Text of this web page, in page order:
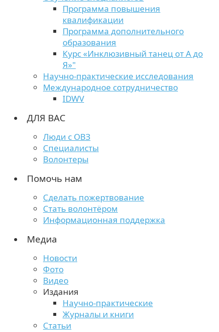
Программа повышения
квалификации
Программа дополнительного
образования
Курс «Инклюзивный танец от А до
Я»"
Научно-практические исследования
Международное сотрудничество
IDWV
ДЛЯ ВАС
Люди с ОВЗ
Специалисты
Волонтеры
Помочь нам
Сделать пожертвование
Стать волонтёром
Информационная поддержка
Медиа
Новости
Фото
Видео
Издания
Научно-практические
Журналы и книги
Статьи